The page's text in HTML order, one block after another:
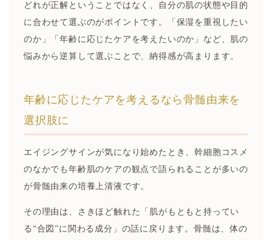
どれが正解ということではなく、自分の肌の状態や目的
に合わせて選ぶのがポイントです。「保湿を重視したい
のか」「年齢に応じたケアを考えたいのか」など、肌の
悩みから逆算して選ぶことで、納得感が高まります。
年齢に応じたケアを考えるなら骨髄由来を
選択肢に
エイジングサインが気になり始めたとき、幹細胞コスメ
のなかでも年齢肌のケアの観点で語られることが多いの
が骨髄由来の培養上清液です。
その理由は、さきほど触れた「肌がもともと持ってい
る“合図”に関わる成分」の話に戻ります。骨髄は、体の